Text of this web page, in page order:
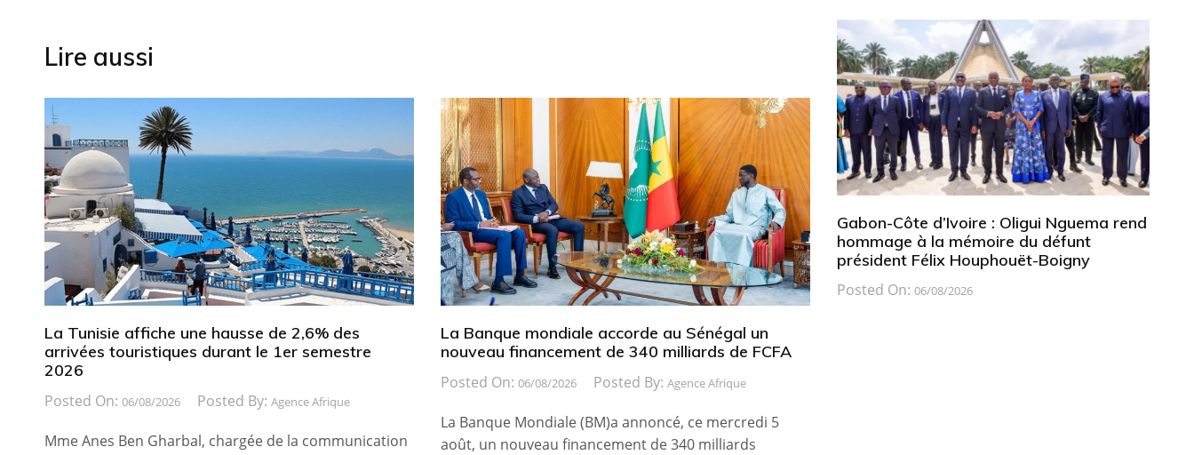
Lire aussi
La Tunisie affiche une hausse de 2,6% des
arrivées touristiques durant le 1er semestre
2026
Posted On: 06/08/2026 Posted By: Agence Afrique
Mme Anes Ben Gharbal, chargée de la communication
La Banque mondiale accorde au Sénégal un
nouveau financement de 340 milliards de FCFA
Posted On: 06/08/2026 Posted By: Agence Afrique
La Banque Mondiale (BM)a annoncé, ce mercredi 5
août, un nouveau financement de 340 milliards
Gabon-Côte d’Ivoire : Oligui Nguema rend
hommage à la mémoire du défunt
président Félix Houphouët-Boigny
Posted On: 06/08/2026